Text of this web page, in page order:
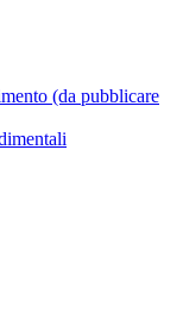
(da pubblicare